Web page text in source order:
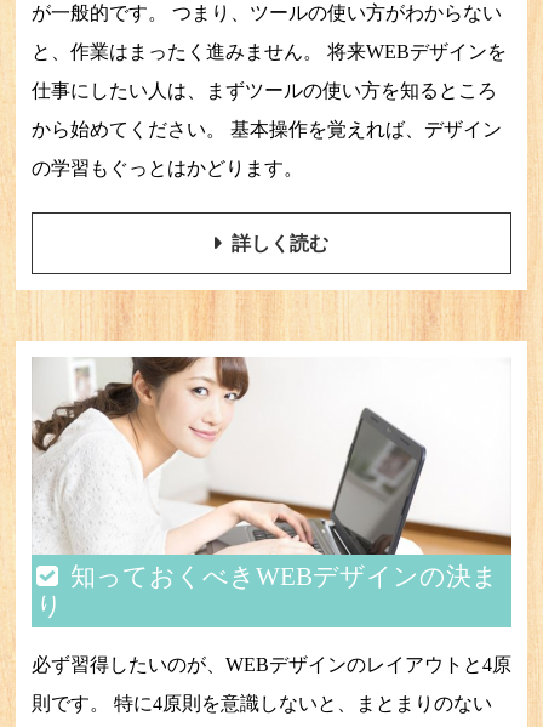
が一般的です。 つまり、ツールの使い方がわからない
と、作業はまったく進みません。 将来WEBデザインを
仕事にしたい人は、まずツールの使い方を知るところ
から始めてください。 基本操作を覚えれば、デザイン
の学習もぐっとはかどります。
詳しく読む
知っておくべきWEBデザインの決ま
り
必ず習得したいのが、WEBデザインのレイアウトと4原
則です。 特に4原則を意識しないと、まとまりのない